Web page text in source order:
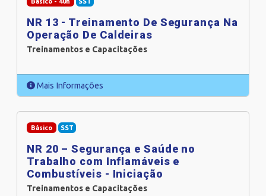
NR 13 - Treinamento De Segurança Na
Operação De Caldeiras
Treinamentos e Capacitações
Mais Informações
Básico SST
NR 20 – Segurança e Saúde no
Trabalho com Inflamáveis e
Combustíveis - Iniciação
Treinamentos e Capacitações